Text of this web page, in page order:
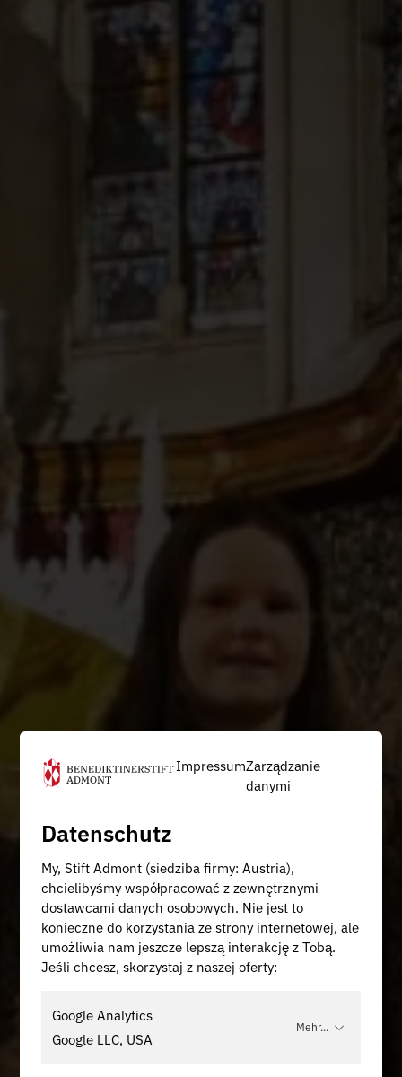
ImpressumZarządzanie
danymi
Datenschutz
My, Stift Admont (siedziba firmy: Austria),
chcielibyśmy współpracować z zewnętrznymi
dostawcami danych osobowych. Nie jest to
konieczne do korzystania ze strony internetowej, ale
umożliwia nam jeszcze lepszą interakcję z Tobą.
Jeśli chcesz, skorzystaj z naszej oferty:
Google Analytics
Google LLC, USA
Mehr...